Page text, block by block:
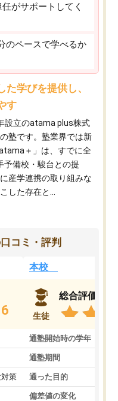
がサポートしてく
のペースで学べるか
学びを提供し、
す
設立のatama plus株式
塾です。塾業界では新
＋」は、すでに全
予備校・駿台との提
産学連携の取り組みな
した存在と...
コミ・評判
策
本校
生徒
総合評価
通塾開始時の学年
通塾期間
通った目的
偏差値の変化